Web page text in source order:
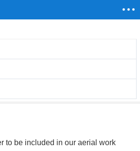
to be included in our aerial work